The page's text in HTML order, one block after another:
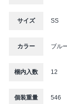
サイズ SS
カラー ブル
梱内入数 12
個装重量 546